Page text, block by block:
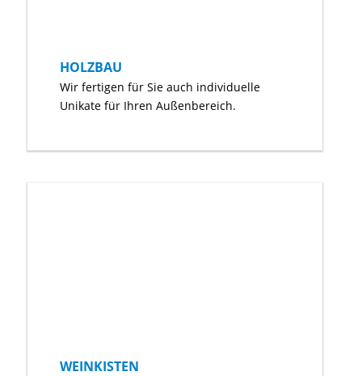
HOLZBAU
Wir fertigen für Sie auch individuelle
Unikate für Ihren Außenbereich.
WEINKISTEN